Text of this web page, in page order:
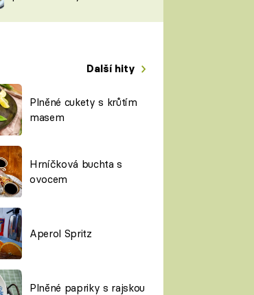
Další hity
Plněné cukety s krůtím
masem
Hrníčková buchta s
ovocem
Aperol Spritz
Plněné papriky s rajskou